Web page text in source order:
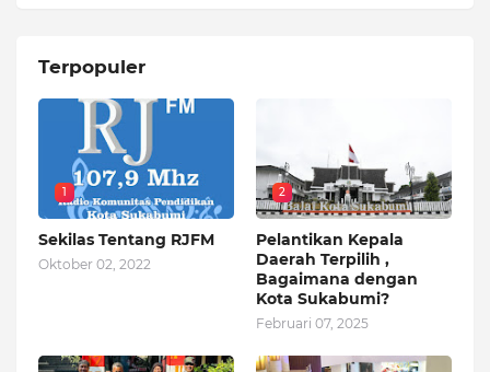
Terpopuler
1
Sekilas Tentang RJFM
Oktober 02, 2022
2
Pelantikan Kepala
Daerah Terpilih ,
Bagaimana dengan
Kota Sukabumi?
Februari 07, 2025